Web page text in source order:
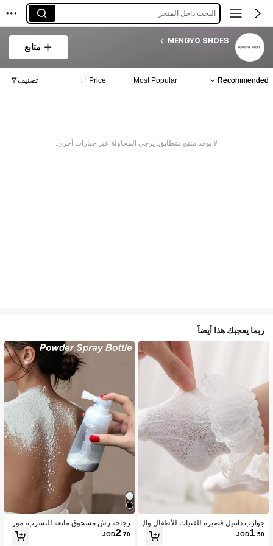
البحث داخل المتجر
MENGYO SHOES
متابع
Recommended
Most Popular
Price تصنيف
لا يوجد منتج متطابق. يرجى المحاولة عبر خيارات أخرى.
ربما يعجبك هذا أيضاً
جوارب دانتيل قصيرة للفتيات للأطفال وال
رضع بنمط الأميرة اللطيفة، الخامة، مريح
ة ومتوفرة بتصميم دانتيل بأجنحة بيضاء و
JOD1.50
زجاجة رش مسحوق مانعة للتسرب، موز
ع مسحوق متعدد الاستخدامات، هزاز مس
حوق تالك منزلي محمول، حاوية قابلة لإعا
JOD2.70